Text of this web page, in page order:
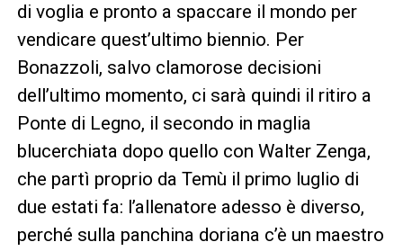
di voglia e pronto a spaccare il mondo per
vendicare quest’ultimo biennio. Per
Bonazzoli, salvo clamorose decisioni
dell’ultimo momento, ci sarà quindi il ritiro a
Ponte di Legno, il secondo in maglia
blucerchiata dopo quello con Walter Zenga,
che partì proprio da Temù il primo luglio di
due estati fa: l’allenatore adesso è diverso,
perché sulla panchina doriana c’è un maestro